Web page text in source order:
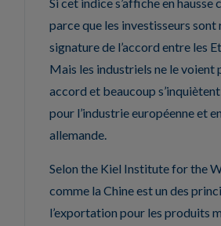
Si cet indice s’affiche en hausse
parce que les investisseurs sont
signature de l’accord entre les
Mais les industriels ne le voient
accord et beaucoup
pour l’industrie européenne et
allemande.
Selon the Kiel Institute for the
comme la Chine est un des
l’exportation pour les produits